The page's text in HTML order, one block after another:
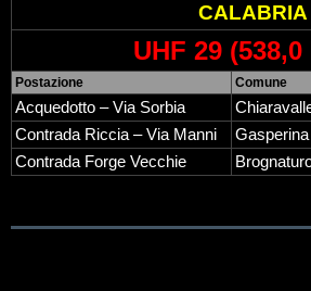
CALABRIA
UHF 29 (538,0
Postazione Comune
Acquedotto – Via Sorbia
Contrada Riccia – Via Manni
Gasperina
Contrada Forge Vecchie